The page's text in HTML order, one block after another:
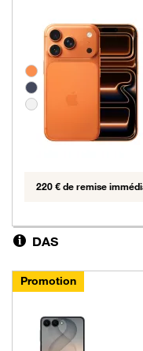
Groupe de couleurs
220 € de remise
DAS
Promotion